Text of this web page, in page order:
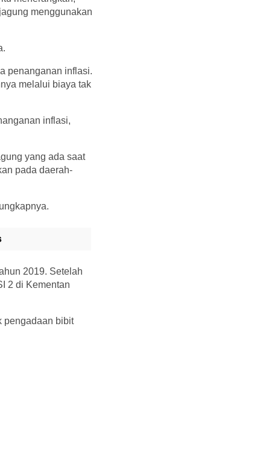
menggunakan
penanganan inflasi.
melalui biaya tak
inflasi,
yang ada saat
pada daerah-
2019. Setelah
2 di Kementan
pengadaan bibit